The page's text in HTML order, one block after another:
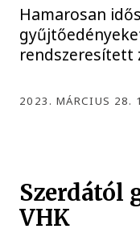
Hamarosan
rendszeresített
2023. MÁRCIUS 28.
Szerdától
VHK